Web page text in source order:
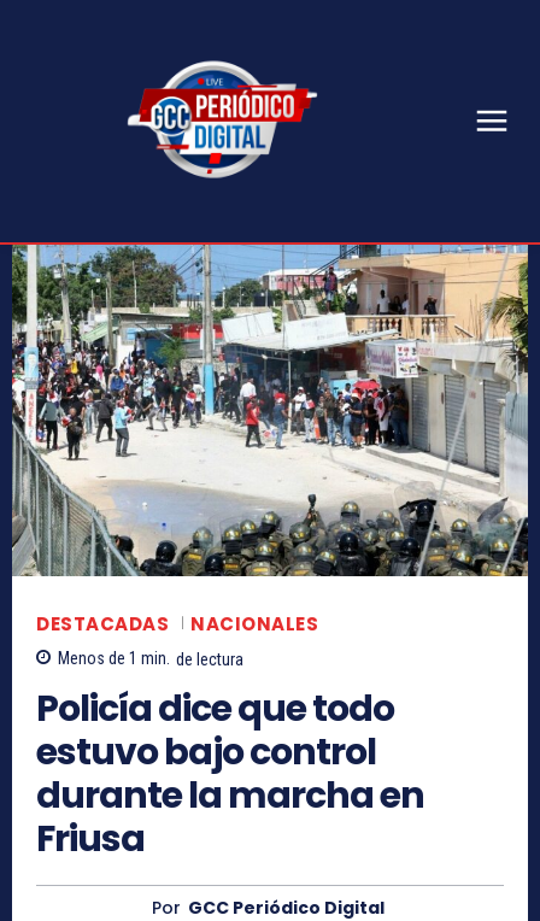
DESTACADAS NACIONALES
Menos de 1 min. de lectura
Policía dice que todo
estuvo bajo control
durante la marcha en
Friusa
Por GCC Periódico Digital